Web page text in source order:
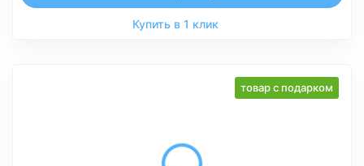
Купить в 1 клик
товар с подарком